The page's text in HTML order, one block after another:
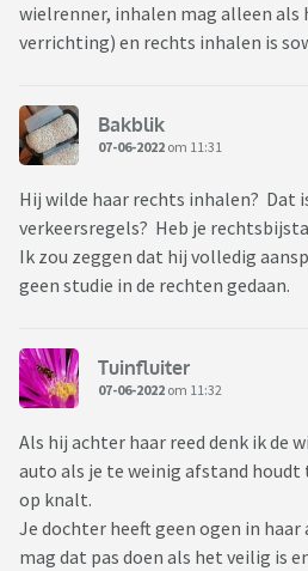
wielrenner, inhalen mag alleen als
verrichting) en rechts inhalen is
Bakblik
07-06-2022 om 11:31
Hij wilde haar rechts inhalen? Dat
verkeersregels? Heb je
Ik zou zeggen dat hij volledig
geen studie in de rechten gedaan.
Tuinfluiter
07-06-2022 om 11:32
Als hij achter haar reed denk ik de
auto als je te weinig afstand
op knalt.
Je dochter heeft geen ogen in
mag dat pas doen als het veilig is